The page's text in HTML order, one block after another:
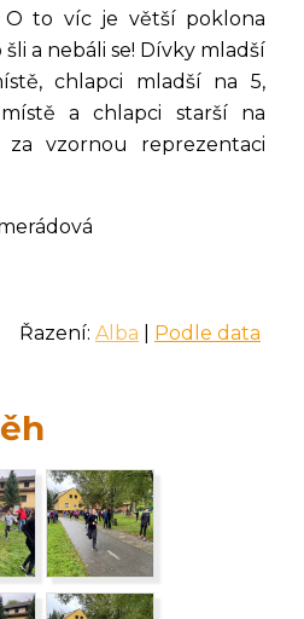
to víc je větší poklona
a nebáli se! Dívky mladší
chlapci mladší na 5,
a chlapci starší na
za vzornou reprezentaci
Řazení: Alba Podle data